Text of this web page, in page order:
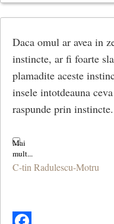
Share
Daca omul ar avea in
instincte, ar fi foarte
plamadite aceste
insele intotdeauna
raspunde prin instincte.
C-tin Radulescu-Motru